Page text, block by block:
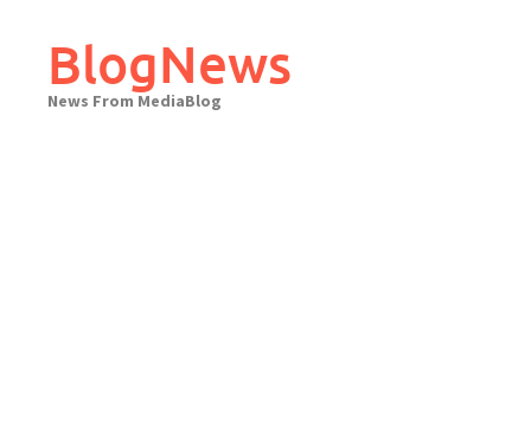
contentBlogNews
News From MediaBlog